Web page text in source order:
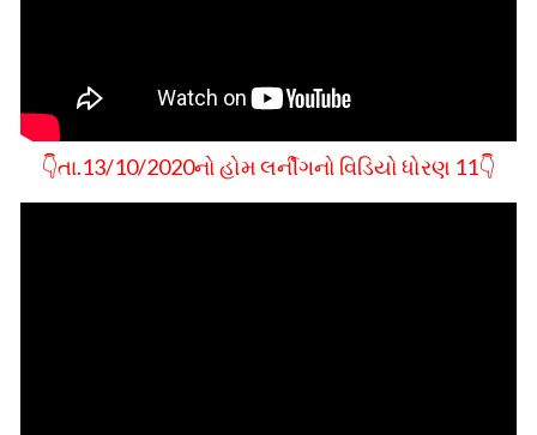
👇તા.13/10/2020નો હોમ લર્નીગનો વિડિયો ધોરણ 11👇